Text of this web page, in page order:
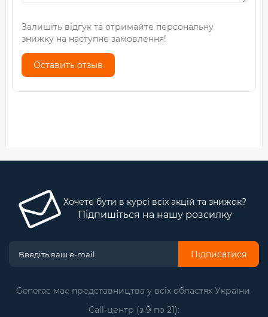
Залишіть відгук та отримайте персональну
знижку на наступне замовлення!
Оставить отзыв
Хочете бути в курсі всіх акцій та знижок?
Підпишіться на нашу розсилку
Підписатися
Generac має представництва у всіх областях України.
Call-центр (з 9 по 21):